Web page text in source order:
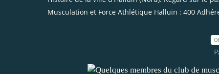
Musculation et Force Athlétique Halluin : 400